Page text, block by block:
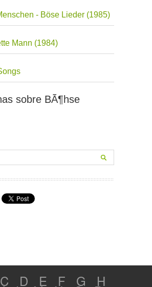
- Böse Lieder (1985)
Mann (1984)
sobre BÃ¶hse
C D E F G H